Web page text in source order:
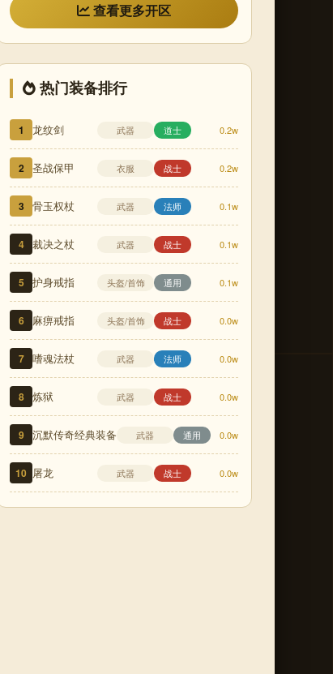
查看更多开区
热门装备排行
1 龙纹剑 武器 道士 0.2w
2 圣战保甲 衣服 战士 0.2w
3 骨玉权杖 武器 法师 0.1w
4 裁决之杖 武器 战士 0.1w
5 护身戒指 头盔/首饰 通用 0.1w
6 麻痹戒指 头盔/首饰 战士 0.0w
7 嗜魂法杖 武器 法师 0.0w
8 炼狱 武器 战士 0.0w
9 沉默传奇经典装备 武器 通用 0.0w
10 屠龙 武器 战士 0.0w